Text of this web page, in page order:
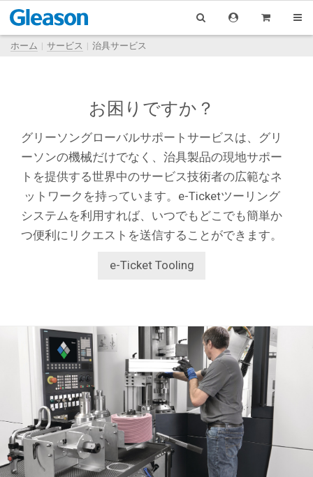
ホーム サービス 治具サービス
お困りですか？
グリーソングローバルサポートサービスは、グリ
ーソンの機械だけでなく、治具製品の現地サポー
トを提供する世界中のサービス技術者の広範なネ
ットワークを持っています。e-Ticketツーリング
システムを利用すれば、いつでもどこでも簡単か
つ便利にリクエストを送信することができます。
e-Ticket Tooling